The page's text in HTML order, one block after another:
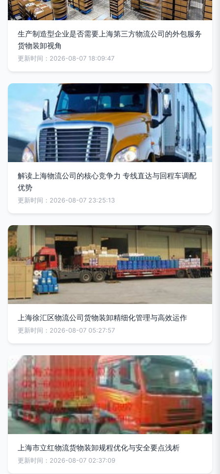
生产制造型企业是否需要上海第三方物流公司的外包服务
货物装卸视角
更新时间：2026-08-07 18:09:47
解读上海物流公司的核心竞争力 专线直达与回程车调配
优势
更新时间：2026-08-07 23:25:13
上海徐汇区物流公司货物装卸精细化管理与高效运作
更新时间：2026-08-07 05:27:57
上海市立红物流货物装卸规程优化与安全要点浅析
更新时间：2026-08-07 02:37:09